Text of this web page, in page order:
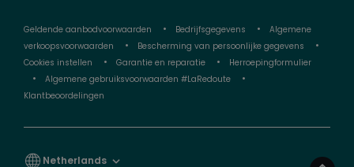
Geldende aanbodvoorwaarden Bedrijfsgegevens
Algemene
verkoopsvoorwaarden
Bescherming van persoonlijke gegevens
Cookies instellen
Garantie en reparatie
Herroepingformulier
Algemene gebruiksvoorwaarden #LaRedoute
Klantbeoordelingen
Netherlands